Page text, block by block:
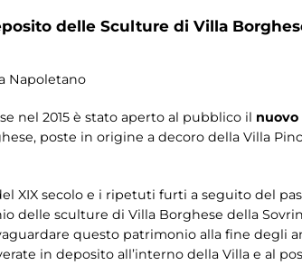
delle Sculture di Villa
Napoletano
nel 2015 è stato aperto al pubblico il
poste in origine a decoro della Villa
XIX secolo e i ripetuti furti a seguito del
delle sculture di Villa Borghese della
questo patrimonio alla fine degli
in deposito all’interno della Villa e al